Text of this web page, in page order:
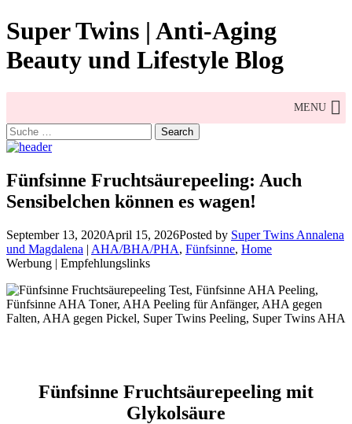
Skip
to
content
Super Twins | Anti-Aging
Beauty und Lifestyle Blog
MENU
Search
for:
Fünfsinne Fruchtsäurepeeling: Auch
Sensibelchen können es wagen!
September 13, 2020April 15, 2026Posted by Super Twins Annalena
und Magdalena | AHA/BHA/PHA, Fünfsinne, Home
Werbung | Empfehlungslinks
Fünfsinne Fruchtsäurepeeling mit
Glykolsäure